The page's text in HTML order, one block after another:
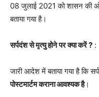
08 जुलाई 2021 को शासन की
बताया गया है।
सर्पदंश से मृत्यु होने पर क्या करें ? :
जारी आदेश में बताया गया है कि
पोस्टमार्टम कराना आवश्यक है।